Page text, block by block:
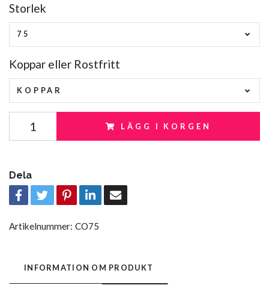
Storlek
75
Koppar eller Rostfritt
KOPPAR
LÄGG I KORGEN
Dela
Artikelnummer: CO75
INFORMATION OM PRODUKT